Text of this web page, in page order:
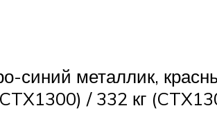
синий металлик,
/ 332 кг